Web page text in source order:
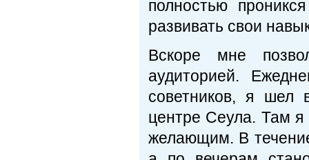
полностью
развивать свои
Вскоре мне
аудиторией.
советников, я шел
центре Сеула. Там я
желающим. В